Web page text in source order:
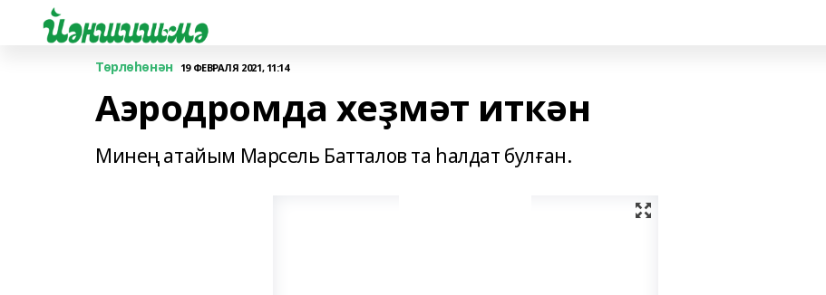
Төрлөһөнән 19 ФЕВРАЛЯ 2021, 11:14
Аэродромда хеҙмәт иткән
Минең атайым Марсель Батталов та һалдат бул­ған.